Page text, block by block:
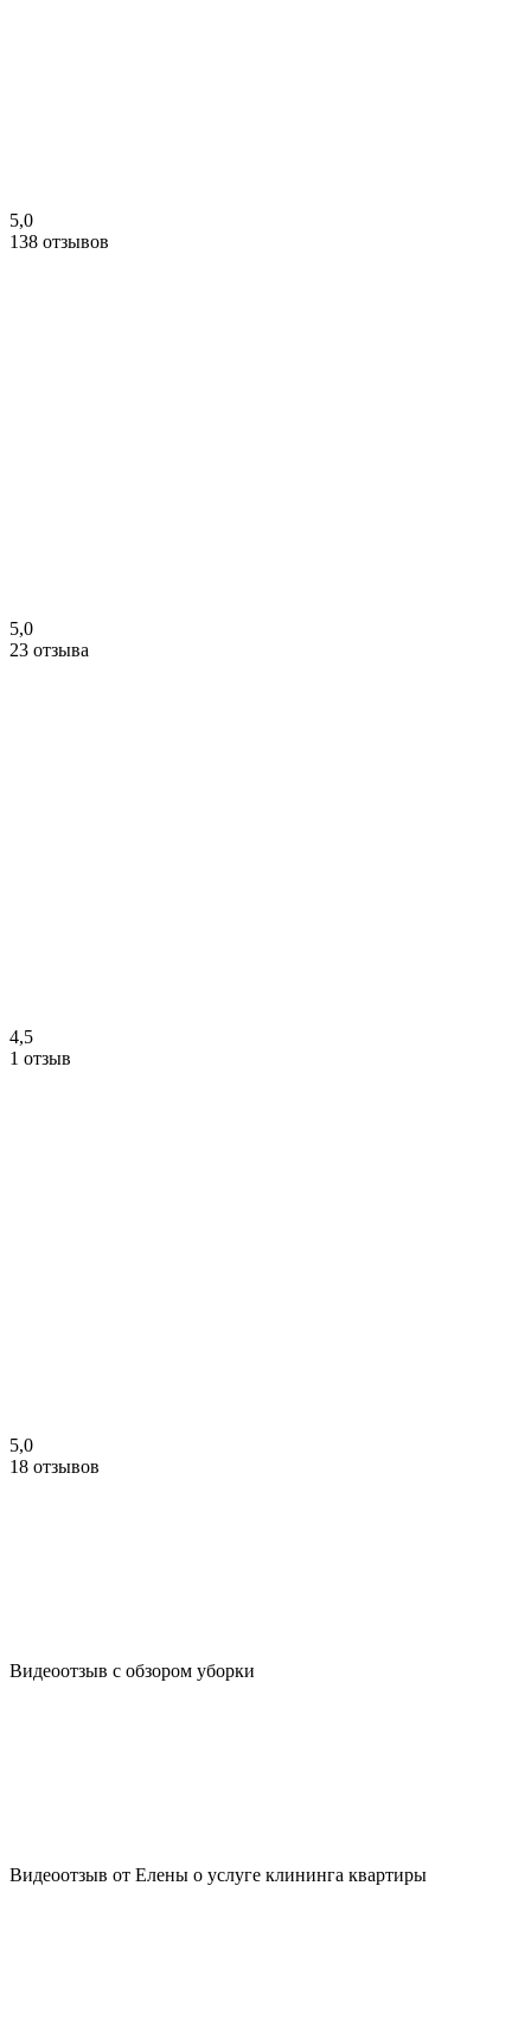
5,0
138 отзывов
5,0
23 отзыва
4,5
1 отзыв
5,0
18 отзывов
Видеоотзыв с обзором уборки
Видеоотзыв от Елены о услуге клининга квартиры